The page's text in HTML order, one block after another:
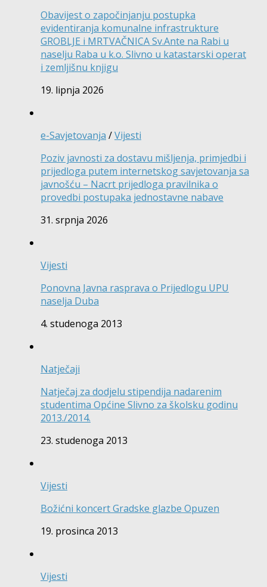
Obavijest o započinjanju postupka
evidentiranja komunalne infrastrukture
GROBLJE i MRTVAČNICA Sv.Ante na Rabi u
naselju Raba u k.o. Slivno u katastarski operat
i zemljišnu knjigu
19. lipnja 2026
e-Savjetovanja /Vijesti
Poziv javnosti za dostavu mišljenja, primjedbi i
prijedloga putem internetskog savjetovanja sa
javnošću – Nacrt prijedloga pravilnika o
provedbi postupaka jednostavne nabave
31. srpnja 2026
Vijesti
Ponovna Javna rasprava o Prijedlogu UPU
naselja Duba
4. studenoga 2013
Natječaji
Natječaj za dodjelu stipendija nadarenim
studentima Općine Slivno za školsku godinu
2013./2014.
23. studenoga 2013
Vijesti
Božićni koncert Gradske glazbe Opuzen
19. prosinca 2013
Vijesti